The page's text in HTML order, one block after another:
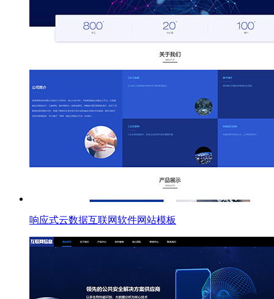
响应式云数据互联网软件网站模板